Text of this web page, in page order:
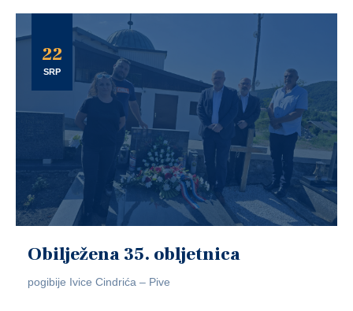
22
SRP
Obilježena 35. obljetnica
pogibije Ivice Cindrića – Pive